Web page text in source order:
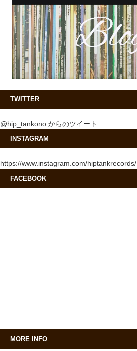
TWITTER
@hip_tankono からのツイート
INSTAGRAM
https://www.instagram.com/hiptankrecords/
FACEBOOK
MORE INFO